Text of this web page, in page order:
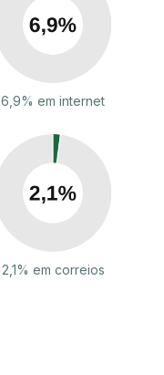
6,9% em internet
2,1% em correios